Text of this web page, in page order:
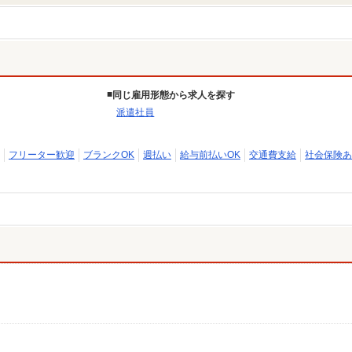
同じ雇用形態から求人を探す
派遣社員
フリーター歓迎 ブランクOK 週払い 給与前払いOK 交通費支給
社会保険